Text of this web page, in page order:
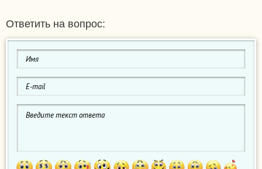
Ответить на вопрос: